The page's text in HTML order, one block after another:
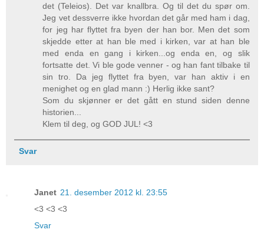
det (Teleios). Det var knallbra. Og til det du spør om.
Jeg vet dessverre ikke hvordan det går med ham i dag,
for jeg har flyttet fra byen der han bor. Men det som
skjedde etter at han ble med i kirken, var at han ble
med enda en gang i kirken...og enda en, og slik
fortsatte det. Vi ble gode venner - og han fant tilbake til
sin tro. Da jeg flyttet fra byen, var han aktiv i en
menighet og en glad mann :) Herlig ikke sant?
Som du skjønner er det gått en stund siden denne
historien...
Klem til deg, og GOD JUL! <3
Svar
Janet 21. desember 2012 kl. 23:55
<3 <3 <3
Svar